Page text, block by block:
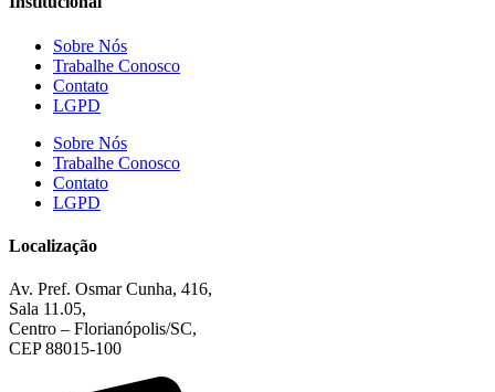
Sobre Nós
Trabalhe Conosco
Contato
LGPD
Sobre Nós
Trabalhe Conosco
Contato
LGPD
Localização
Av. Pref. Osmar Cunha, 416,
Sala 11.05,
Centro – Florianópolis/SC,
CEP 88015-100